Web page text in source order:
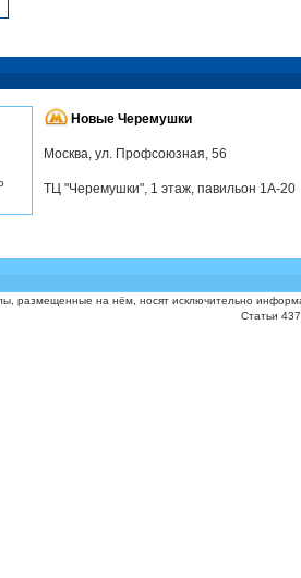
Новые Черемушки
Москва, ул. Профсоюзная, 56
ТЦ "Черемушки", 1 этаж, павильон 1А-20
размещенные на нём, носят исключительно
Статьи